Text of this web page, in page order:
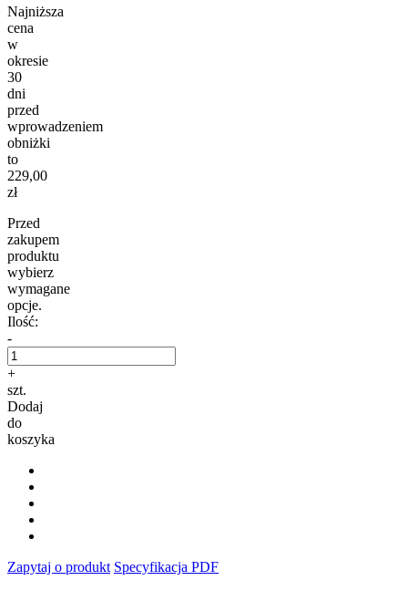
Najniższa
cena
w
okresie
30
dni
przed
wprowadzeniem
obniżki
to
229,00
zł
Przed
zakupem
produktu
wybierz
wymagane
opcje.
Ilość:
-
+
szt.
Dodaj
do
koszyka
Zapytaj o produkt Specyfikacja PDF